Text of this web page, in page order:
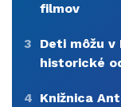
filmov
3
Deti môžu
historické
4 Knižnica